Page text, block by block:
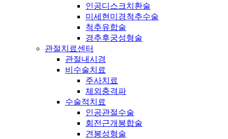
인공디스크치환술
미세현미경척추수술
척추유합술
경추후궁성형술
관절치료센터
관절내시경
비수술치료
주사치료
체외충격파
수술적치료
인공관절수술
회전근개봉합술
견봉성형술